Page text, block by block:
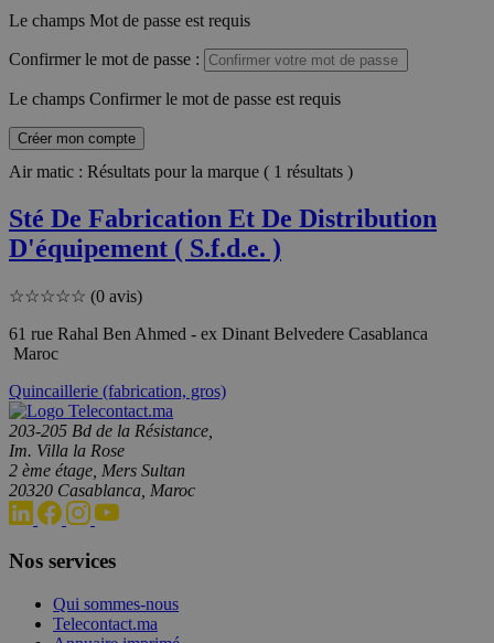
Le champs Mot de passe est requis
Confirmer le mot de passe :
Le champs Confirmer le mot de passe est requis
Créer mon compte
Air matic : Résultats pour la marque ( 1 résultats )
Sté De Fabrication Et De Distribution
D'équipement ( S.f.d.e. )
☆☆☆☆☆ (0 avis)
61 rue Rahal Ben Ahmed - ex Dinant Belvedere Casablanca
Maroc
Quincaillerie (fabrication, gros)
203-205 Bd de la Résistance,
Im. Villa la Rose
2 ème étage, Mers Sultan
20320 Casablanca, Maroc
Nos services
Qui sommes-nous
Telecontact.ma